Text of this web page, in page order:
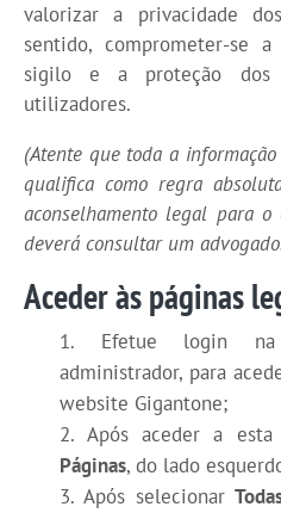
valorizar a privacidade
sentido, comprometer-se
sigilo e a proteção dos
utilizadores.
(Atente que toda a
qualifica como regra
aconselhamento legal para
deverá consultar um
Aceder às páginas
Efetue login
administrador, para
website Gigantone;
Após aceder a
Páginas, do lado
Após selecionar